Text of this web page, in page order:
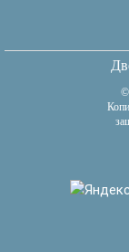
©